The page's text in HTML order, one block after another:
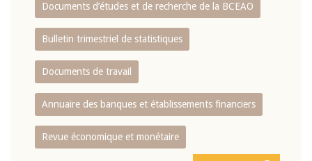
Documents d’études et de recherche de la BCEAO
Bulletin trimestriel de statistiques
Documents de travail
Annuaire des banques et établissements financiers
Revue économique et monétaire